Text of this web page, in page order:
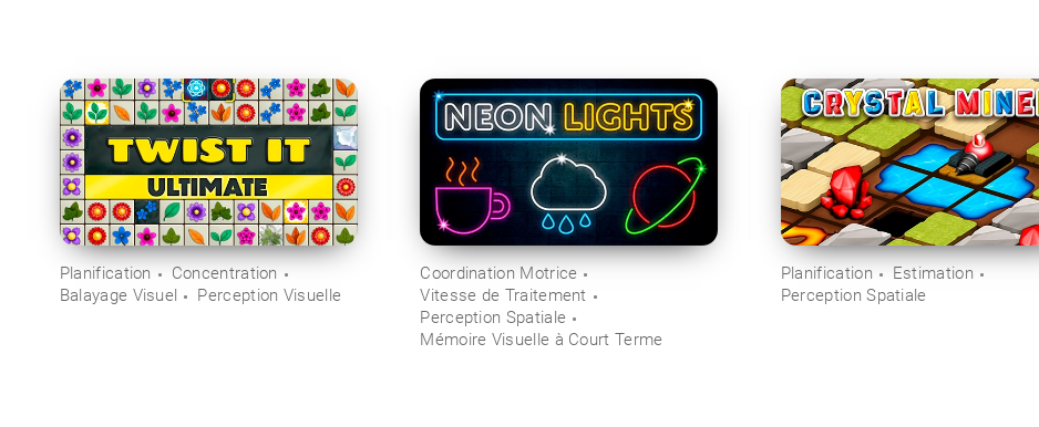
Planification
Concentration
Balayage Visuel
Perception Visuelle
Coordination Motrice
Vitesse de Traitement
Perception Spatiale
Mémoire Visuelle à Court Terme
Planification
Estimation
Perception Spatiale